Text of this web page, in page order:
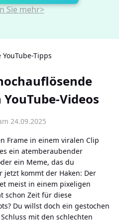
Sie mehr>
YouTube-Tipps
Videos
24.09.2025
Frame in einem viralen Clip
ein atemberaubender
ein Meme, das du
kommt der Haken: Der
meist in einem pixeligen
schon Zeit für diese
Du willst doch ein gestochen
mit den schlechten